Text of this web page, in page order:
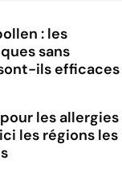
: les
sans
ils efficaces
les allergies
les régions les